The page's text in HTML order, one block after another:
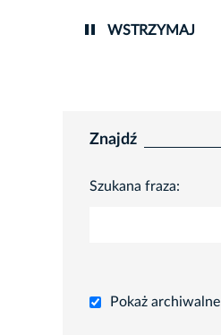
WSTRZYMAJ
Znajdź
Szukana fraza:
Pokaż archiwalne